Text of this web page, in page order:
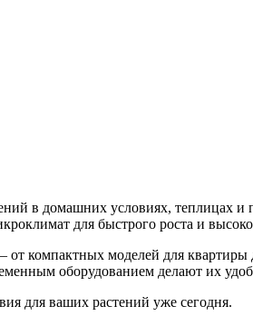
в домашних условиях, теплицах и
для быстрого роста и
компактных моделей для
оборудованием делают их
для ваших растений уже сегодня.